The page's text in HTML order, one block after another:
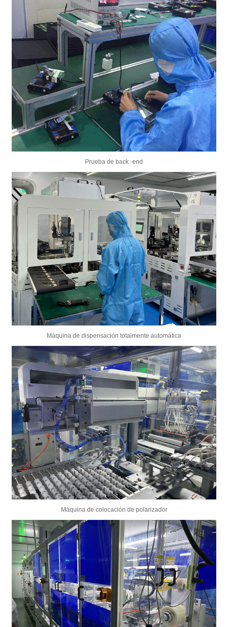
Prueba de back -end
Máquina de dispensación totalmente automática
Máquina de colocación de polarizador